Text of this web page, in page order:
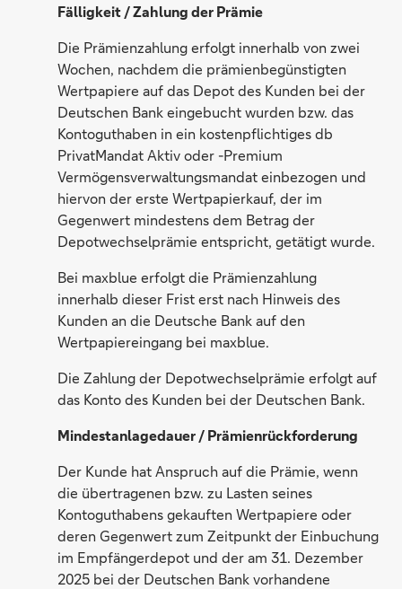
Fälligkeit / Zahlung der Prämie
Die Prämienzahlung erfolgt innerhalb von zwei
Wochen, nachdem die prämienbegünstigten
Wertpapiere auf das Depot des Kunden bei der
Deutschen Bank eingebucht wurden bzw. das
Kontoguthaben in ein kostenpflichtiges db
PrivatMandat Aktiv oder -Premium
Vermögensverwaltungsmandat einbezogen und
hiervon der erste Wertpapierkauf, der im
Gegenwert mindestens dem Betrag der
Depotwechselprämie entspricht, getätigt wurde.
Bei maxblue erfolgt die Prämienzahlung
innerhalb dieser Frist erst nach Hinweis des
Kunden an die Deutsche Bank auf den
Wertpapiereingang bei maxblue.
Die Zahlung der Depotwechselprämie erfolgt auf
das Konto des Kunden bei der Deutschen Bank.
Mindestanlagedauer / Prämienrückforderung
Der Kunde hat Anspruch auf die Prämie, wenn
die übertragenen bzw. zu Lasten seines
Kontoguthabens gekauften Wertpapiere oder
deren Gegenwert zum Zeitpunkt der Einbuchung
im Empfängerdepot und der am 31. Dezember
2025 bei der Deutschen Bank vorhandene